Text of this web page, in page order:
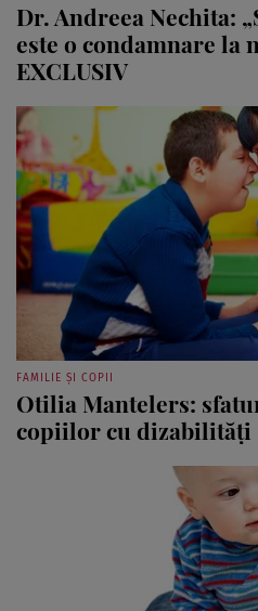
Dr. Andreea Nechita:
este o condamnare la
EXCLUSIV
FAMILIE ȘI COPII
Otilia Mantelers:
copiilor cu dizabilităţi